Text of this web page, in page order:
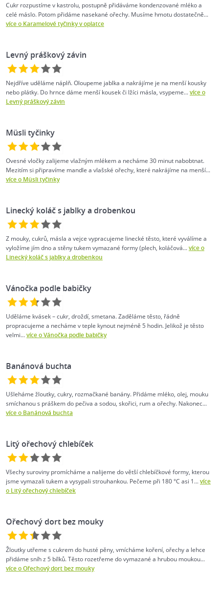
Cukr rozpustíme v kastrolu, postupně přidáváme kondenzované mléko a
celé máslo. Potom přidáme nasekané ořechy. Musíme hmotu dostatečně...
více o Karamelové tyčinky v oplatce
Levný práškový závin
Nejdříve uděláme náplň. Oloupeme jablka a nakrájíme je na menší kousky
nebo plátky. Do hrnce dáme menší kousek či lžíci másla, vsypeme...více o
Levný práškový závin
Müsli tyčinky
Ovesné vločky zalijeme vlažným mlékem a necháme 30 minut nabobtnat.
Mezitím si připravíme mandle a vlašské ořechy, které nakrájíme na menší...
více o Müsli tyčinky
Linecký koláč s jablky a drobenkou
Z mouky, cukrů, másla a vejce vypracujeme linecké těsto, které vyválíme a
vyložíme jím dno a stěny tukem vymazané formy (plech, koláčová...více o
Linecký koláč s jablky a drobenkou
Vánočka podle babičky
Uděláme kvásek – cukr, droždí, smetana. Zaděláme těsto, řádně
propracujeme a necháme v teple kynout nejméně 5 hodin. Jelikož je těsto
velmi...více o Vánočka podle babičky
Banánová buchta
Ušleháme žloutky, cukry, rozmačkané banány. Přidáme mléko, olej, mouku
smíchanou s práškem do pečiva a sodou, skořici, rum a ořechy. Nakonec...
více o Banánová buchta
Litý ořechový chlebíček
Všechy suroviny promícháme a nalijeme do větší chlebíčkové formy, kterou
jsme vymazali tukem a vysypali strouhankou. Pečeme při 180 °C asi 1...více
o Litý ořechový chlebíček
Ořechový dort bez mouky
Žloutky utřeme s cukrem do husté pěny, vmícháme koření, ořechy a lehce
přidáme sníh z 5 bílků. Těsto rozetřeme do vymazané a hrubou moukou...
více o Ořechový dort bez mouky